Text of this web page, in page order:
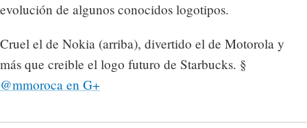
evolución de algunos conocidos logotipos.
Cruel el de Nokia (arriba), divertido el de Motorola y
más que creible el logo futuro de Starbucks. §
@mmoroca en G+